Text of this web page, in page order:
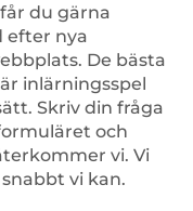
du gärna
efter nya
De bästa
inlärningsspel
Skriv din fråga
och
vi. Vi
vi kan.